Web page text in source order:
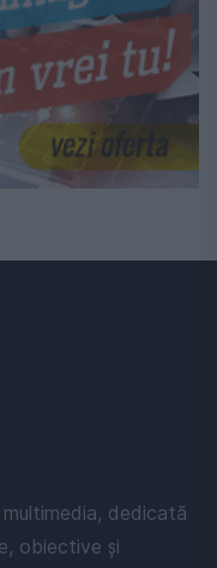
dedicată
obiective și